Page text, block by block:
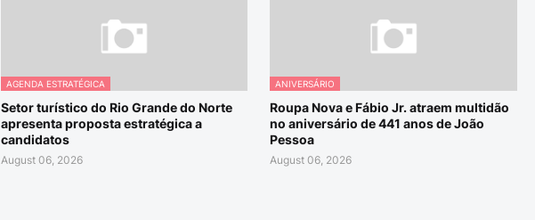
AGENDA ESTRATÉGICA
Setor turístico do Rio Grande do Norte
apresenta proposta estratégica a
candidatos
August 06, 2026
ANIVERSÁRIO
Roupa Nova e Fábio Jr. atraem multidão
no aniversário de 441 anos de João
Pessoa
August 06, 2026